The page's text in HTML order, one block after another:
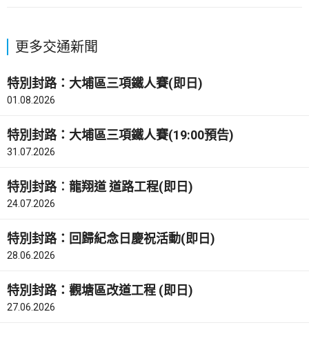
更多交通新聞
特別封路：大埔區三項鐵人賽(即日)
01.08.2026
特別封路：大埔區三項鐵人賽(19:00預告)
31.07.2026
特別封路︰龍翔道 道路工程(即日)
24.07.2026
特別封路：回歸紀念日慶祝活動(即日)
28.06.2026
特別封路：觀塘區改道工程 (即日)
27.06.2026